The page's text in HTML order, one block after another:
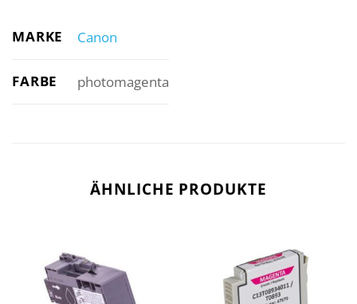
MARKE Canon
FARBE photomagenta
ÄHNLICHE PRODUKTE